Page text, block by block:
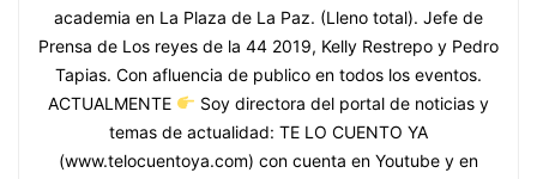
academia en La Plaza de La Paz. (Lleno total). Jefe de
Prensa de Los reyes de la 44 2019, Kelly Restrepo y Pedro
Tapias. Con afluencia de publico en todos los eventos.
ACTUALMENTE
Soy directora del portal de noticias y
temas de actualidad: TE LO CUENTO YA
(www.telocuentoya.com) con cuenta en Youtube y en